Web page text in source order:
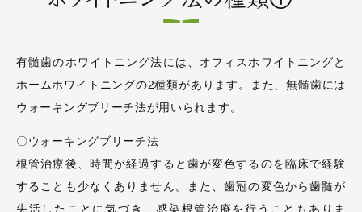
有髄歯のホワイトニング法には、オフィスホワイトニングと
ホームホワイトニングの2種類があります。また、無髄歯には
ウォーキングブリーチ法が用いられます。
〇ウォーキングブリーチ法
根管治療後、時間が経過すると歯が変色するのを臨床で経験
することも少なくありません。また、歯冠の変色から歯髄が
失活したことに気づき、感染根管治療を行うこともありま